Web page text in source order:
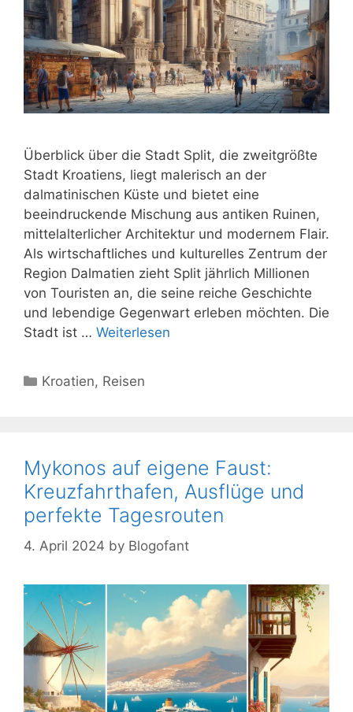
Überblick über die Stadt Split, die zweitgrößte
Stadt Kroatiens, liegt malerisch an der
dalmatinischen Küste und bietet eine
beeindruckende Mischung aus antiken Ruinen,
mittelalterlicher Architektur und modernem Flair.
Als wirtschaftliches und kulturelles Zentrum der
Region Dalmatien zieht Split jährlich Millionen
von Touristen an, die seine reiche Geschichte
und lebendige Gegenwart erleben möchten. Die
Stadt ist … Weiterlesen
Kategorien
Kroatien, Reisen
Mykonos auf eigene Faust:
Kreuzfahrthafen, Ausflüge und
perfekte Tagesrouten
4. April 2024 by Blogofant